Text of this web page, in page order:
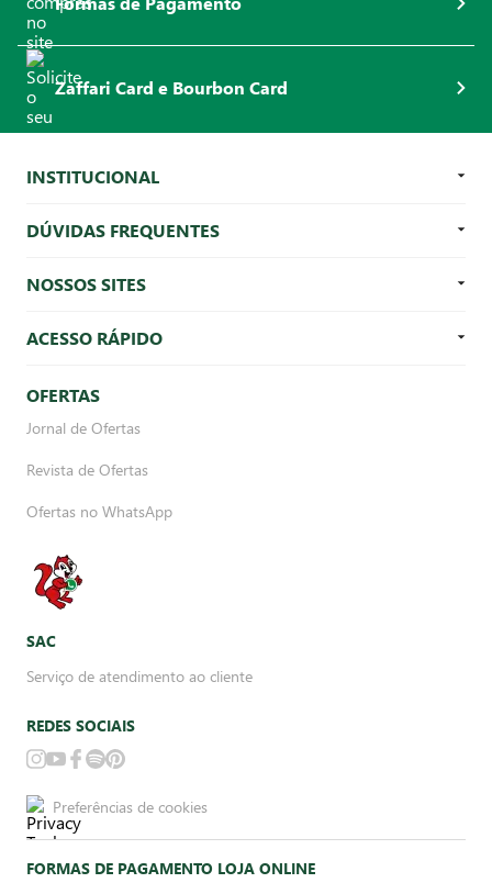
Zaffari Card e Bourbon Card
INSTITUCIONAL
DÚVIDAS FREQUENTES
NOSSOS SITES
ACESSO RÁPIDO
OFERTAS
Jornal de Ofertas
Revista de Ofertas
Ofertas no WhatsApp
SAC
Serviço de atendimento ao cliente
REDES SOCIAIS
Preferências de cookies
FORMAS DE PAGAMENTO LOJA ONLINE